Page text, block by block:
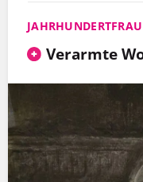
Verarmte